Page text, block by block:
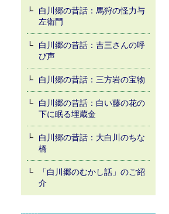
白川郷の昔話：馬狩の怪力与
左衛門
白川郷の昔話：吉三さんの呼
び声
白川郷の昔話：三方岩の宝物
白川郷の昔話：白い藤の花の
下に眠る埋蔵金
白川郷の昔話：大白川のちな
橋
「白川郷のむかし話」のご紹
介